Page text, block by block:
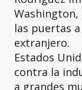
las puertas
extranjero.
Estados
contra la
a grandes